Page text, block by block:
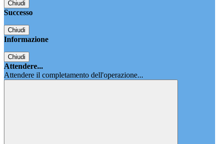
Chiudi
Successo
Chiudi
Informazione
Chiudi
Attendere...
Attendere il completamento dell'operazione...